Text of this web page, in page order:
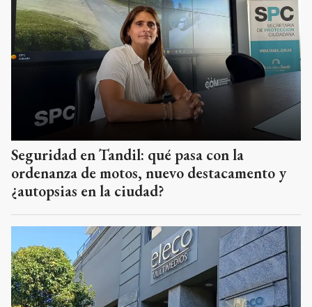
Seguridad en Tandil: qué pasa con la
ordenanza de motos, nuevo destacamento y
¿autopsias en la ciudad?